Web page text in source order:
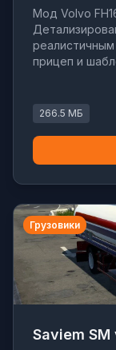
Мод Volvo
прицеп и
266.5 МБ
Грузовики
Saviem SM